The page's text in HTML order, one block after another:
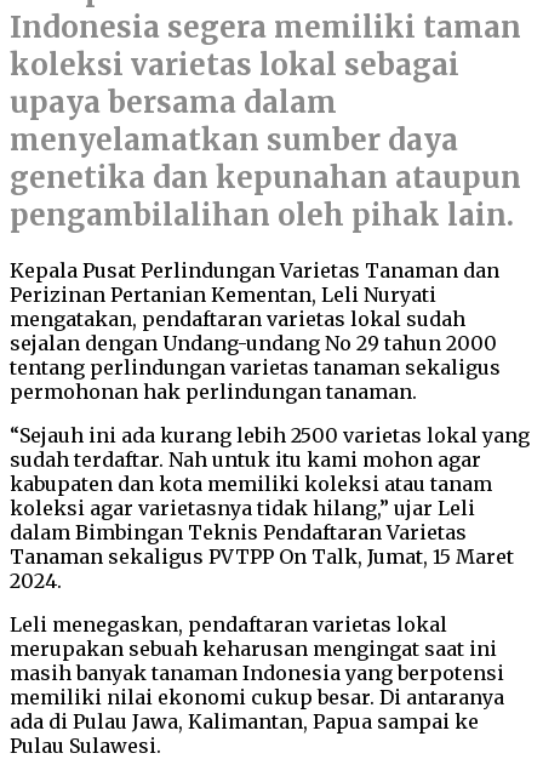
Indonesia segera memiliki taman
koleksi varietas lokal sebagai
upaya bersama dalam
menyelamatkan sumber daya
genetika dan kepunahan ataupun
pengambilalihan oleh pihak lain.
Kepala Pusat Perlindungan Varietas Tanaman dan
Perizinan Pertanian Kementan, Leli Nuryati
mengatakan, pendaftaran varietas lokal sudah
sejalan dengan Undang-undang No 29 tahun 2000
tentang perlindungan varietas tanaman sekaligus
permohonan hak perlindungan tanaman.
“Sejauh ini ada kurang lebih 2500 varietas lokal yang
sudah terdaftar. Nah untuk itu kami mohon agar
kabupaten dan kota memiliki koleksi atau tanam
koleksi agar varietasnya tidak hilang,” ujar Leli
dalam Bimbingan Teknis Pendaftaran Varietas
Tanaman sekaligus PVTPP On Talk, Jumat, 15 Maret
2024.
Leli menegaskan, pendaftaran varietas lokal
merupakan sebuah keharusan mengingat saat ini
masih banyak tanaman Indonesia yang berpotensi
memiliki nilai ekonomi cukup besar. Di antaranya
ada di Pulau Jawa, Kalimantan, Papua sampai ke
Pulau Sulawesi.